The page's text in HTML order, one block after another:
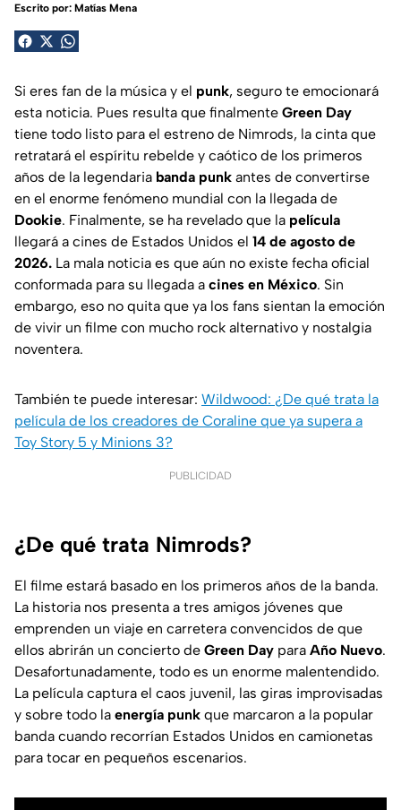
Escrito por: Matías Mena
Si eres fan de la música y el punk, seguro te emocionará
esta noticia. Pues resulta que finalmente Green Day
tiene todo listo para el estreno de Nimrods, la cinta que
retratará el espíritu rebelde y caótico de los primeros
años de la legendaria banda punk antes de convertirse
en el enorme fenómeno mundial con la llegada de
Dookie. Finalmente, se ha revelado que la película
llegará a cines de Estados Unidos el 14 de agosto de
2026. La mala noticia es que aún no existe fecha oficial
conformada para su llegada a cines en México. Sin
embargo, eso no quita que ya los fans sientan la emoción
de vivir un filme con mucho rock alternativo y nostalgia
noventera.
También te puede interesar: Wildwood: ¿De qué trata la
película de los creadores de Coraline que ya supera a
Toy Story 5 y Minions 3?
PUBLICIDAD
¿De qué trata Nimrods?
El filme estará basado en los primeros años de la banda.
La historia nos presenta a tres amigos jóvenes que
emprenden un viaje en carretera convencidos de que
ellos abrirán un concierto de Green Day para Año Nuevo.
Desafortunadamente, todo es un enorme malentendido.
La película captura el caos juvenil, las giras improvisadas
y sobre todo la energía punk que marcaron a la popular
banda cuando recorrían Estados Unidos en camionetas
para tocar en pequeños escenarios.